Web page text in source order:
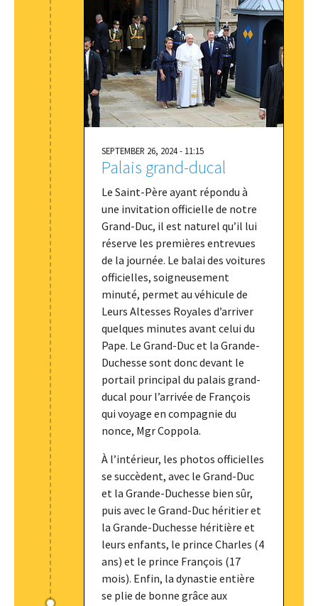
SEPTEMBER 26, 2024 - 11:15
Palais grand-ducal
Le Saint-Père ayant répondu à
une invitation officielle de notre
Grand-Duc, il est naturel qu’il lui
réserve les premières entrevues
de la journée. Le balai des voitures
officielles, soigneusement
minuté, permet au véhicule de
Leurs Altesses Royales d’arriver
quelques minutes avant celui du
Pape. Le Grand-Duc et la Grande-
Duchesse sont donc devant le
portail principal du palais grand-
ducal pour l’arrivée de François
qui voyage en compagnie du
nonce, Mgr Coppola.
À l’intérieur, les photos officielles
se succèdent, avec le Grand-Duc
et la Grande-Duchesse bien sûr,
puis avec le Grand-Duc héritier et
la Grande-Duchesse héritière et
leurs enfants, le prince Charles (4
ans) et le prince François (17
mois). Enfin, la dynastie entière
se plie de bonne grâce aux